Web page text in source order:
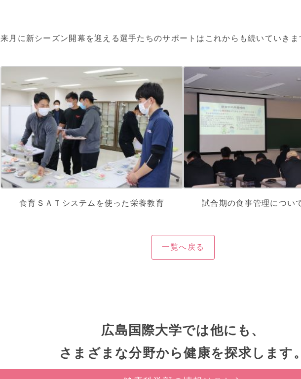
来月に新シーズン開幕を迎える選手たちのサポートはこれからも続いていきま
食育ＳＡＴシステムを使った栄養教育 試合期の食事管理につい
一覧へ戻る
広島国際大学では他にも、
さまざまな分野から健康を探求します。